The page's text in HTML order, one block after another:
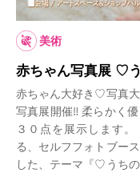
美術
赤ちゃん写真展 ♡
赤ちゃん大好き♡写真
写真展開催‼︎ 柔らかく
３０点を展示します
る、セルフフォトブー
した、テーマ『♡うち